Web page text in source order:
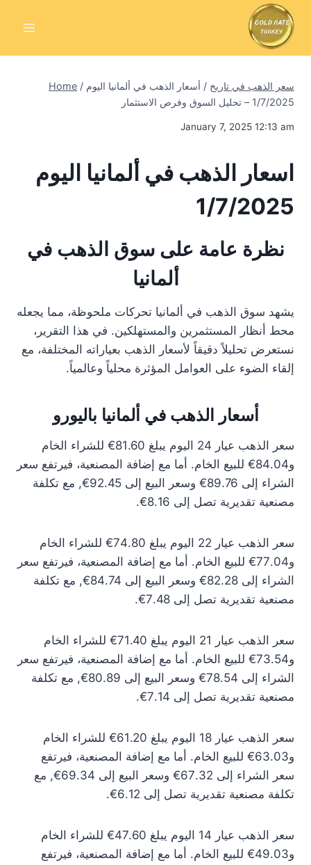
Home / سعر الذهب في تاريخ / أسعار الذهب في ألمانيا اليوم
1/7/2025 – تحليل السوق وفرص الاستثمار
January 7, 2025 12:13 am
اسعار الذهب في ألمانيا اليوم
1/7/2025
نظرة عامة على سوق الذهب في
ألمانيا
يشهد سوق الذهب في ألمانيا تحركات ملحوظة، مما يجعله
محط أنظار المستثمرين والمستهلكين. في هذا التقرير،
نستعرض تحليلاً دقيقاً لأسعار الذهب بعياراته المختلفة، مع
إلقاء الضوء على العوامل المؤثرة محلياً وعالمياً.
أسعار الذهب في ألمانيا باليورو
سعر الذهب عيار 24 اليوم يبلغ 81.60€ للشراء الخام
و84.04€ للبيع الخام. أما مع إضافة المصنعية، فيرتفع سعر
الشراء إلى 89.76€ وسعر البيع إلى 92.45€, مع تكلفة
مصنعية تقديرية تصل إلى 8.16€.
سعر الذهب عيار 22 اليوم يبلغ 74.80€ للشراء الخام
و77.04€ للبيع الخام. أما مع إضافة المصنعية، فيرتفع سعر
الشراء إلى 82.28€ وسعر البيع إلى 84.74€, مع تكلفة
مصنعية تقديرية تصل إلى 7.48€.
سعر الذهب عيار 21 اليوم يبلغ 71.40€ للشراء الخام
و73.54€ للبيع الخام. أما مع إضافة المصنعية، فيرتفع سعر
الشراء إلى 78.54€ وسعر البيع إلى 80.89€, مع تكلفة
مصنعية تقديرية تصل إلى 7.14€.
سعر الذهب عيار 18 اليوم يبلغ 61.20€ للشراء الخام
و63.03€ للبيع الخام. أما مع إضافة المصنعية، فيرتفع
سعر الشراء إلى 67.32€ وسعر البيع إلى 69.34€, مع
تكلفة مصنعية تقديرية تصل إلى 6.12€.
سعر الذهب عيار 14 اليوم يبلغ 47.60€ للشراء الخام
و49.03€ للبيع الخام. أما مع إضافة المصنعية، فيرتفع